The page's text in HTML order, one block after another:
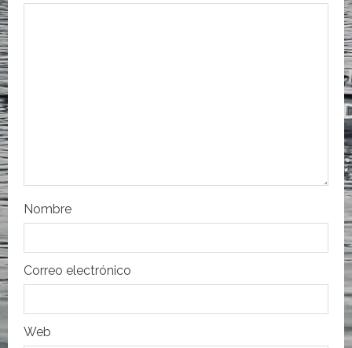
r
a
d
a
s
Nombre
Correo electrónico
Web